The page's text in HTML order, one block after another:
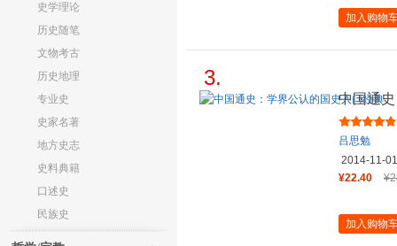
史学理论
历史随笔
文物考古
历史地理
专业史
史家名著
地方史志
史料典籍
口述史
民族史
加入购物
3.
中国通
吕思勉
2014-11-01
¥22.40
加入购物